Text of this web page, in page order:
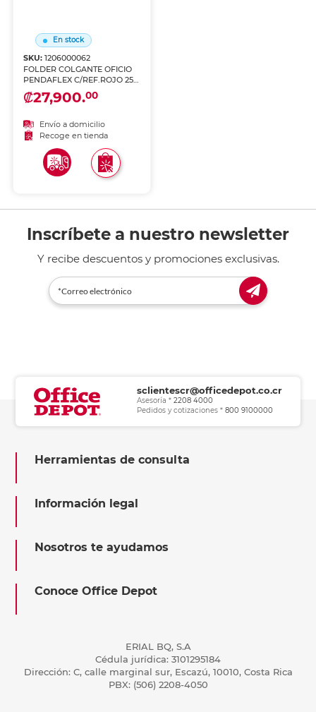
En stock
SKU:1206000062
FOLDER COLGANTE OFICIO
PENDAFLEX C/REF.ROJO 25
U
₡27,900.00
Envío a domicilio
Recoge en tienda
Inscríbete a nuestro newsletter
Y recibe descuentos y promociones exclusivas.
sclientescr@officedepot.co.cr
Asesoría *2208 4000
Pedidos y cotizaciones *800 9100000
Herramientas de consulta
Información legal
Nosotros te ayudamos
Conoce Office Depot
ERIAL BQ, S.A
Cédula jurídica: 3101295184
Dirección: C, calle marginal sur, Escazú, 10010, Costa Rica
PBX: (506) 2208-4050